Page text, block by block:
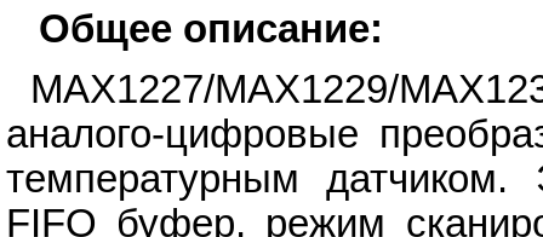
Общее описание:
MAX1227/MAX1229/
аналого-цифровые
температурным
FIFO буфер, режим